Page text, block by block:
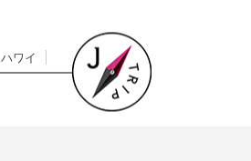
ハワイ